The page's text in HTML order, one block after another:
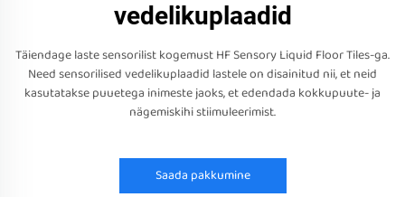
vedelikuplaadid
Täiendage laste sensorilist kogemust HF Sensory Liquid Floor Tiles-ga.
Need sensorilised vedelikuplaadid lastele on disainitud nii, et neid
kasutatakse puuetega inimeste jaoks, et edendada kokkupuute- ja
nägemiskihi stiimuleerimist.
Saada pakkumine